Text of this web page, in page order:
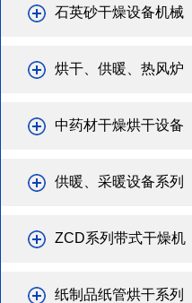
石英砂干燥设备机械
烘干、供暖、热风炉
中药材干燥烘干设备
供暖、采暖设备系列
ZCD系列带式干燥机
纸制品纸管烘干系列